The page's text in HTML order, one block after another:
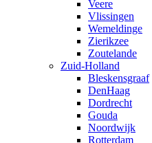
Veere
Vlissingen
Wemeldinge
Zierikzee
Zoutelande
Zuid-Holland
Bleskensgraaf
DenHaag
Dordrecht
Gouda
Noordwijk
Rotterdam